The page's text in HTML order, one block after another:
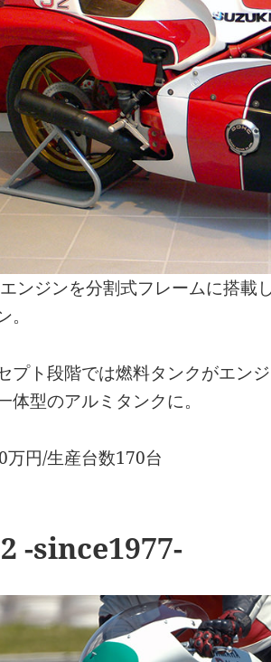
ンジンを分割式フレームに搭
。
プト段階では燃料タンクがエン
体型のアルミタンクに。
万円/生産台数170台
-since1977-